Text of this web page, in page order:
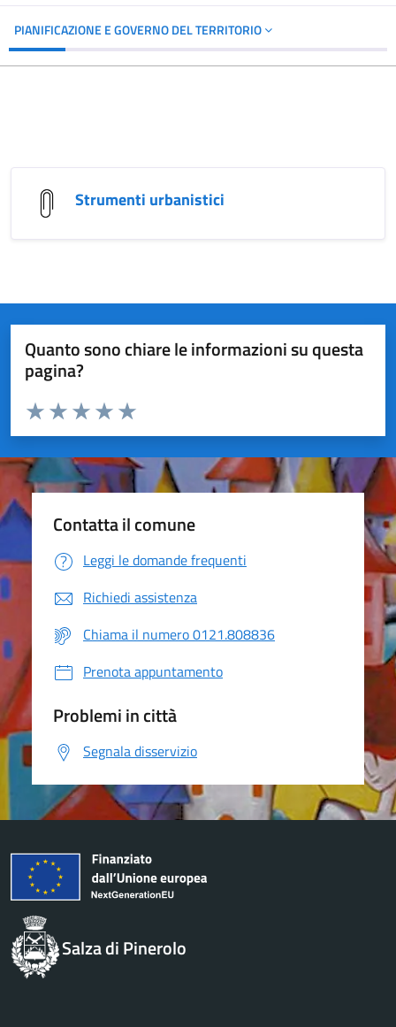
PIANIFICAZIONE E GOVERNO DEL TERRITORIO
Strumenti urbanistici
Quanto sono chiare le informazioni su questa
pagina?
Valuta da 1 a 5 stelle la pagina
Valuta 5 stelle su 5
Valuta 4 stelle su 5
Valuta 3 stelle su 5
Valuta 2 stelle su 5
Valuta 1 stelle su 5
Contatta il comune
Leggi le domande frequenti
Richiedi assistenza
Chiama il numero 0121.808836
Prenota appuntamento
Problemi in città
Segnala disservizio
Salza di Pinerolo